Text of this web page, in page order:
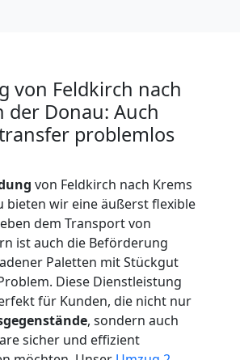
von Feldkirch nach
der Donau: Auch
problemlos
von Feldkirch nach Krems
bieten wir eine äußerst flexible
dem Transport von
ist auch die Beförderung
Paletten mit Stückgut
Diese Dienstleistung
für Kunden, die nicht nur
, sondern auch
sicher und effizient